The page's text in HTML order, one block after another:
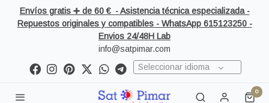
Envíos gratis ➕ de 60 € - Asistencia técnica especializada -
Repuestos originales y compatibles - WhatsApp 615123250 -
Envios 24/48H Lab
info@satpimar.com
Seleccionar idioma
0